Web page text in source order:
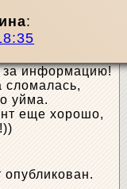
:
за информацию!
сломалась,
уйма.
еще хорошо,